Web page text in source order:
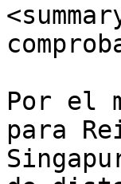
Por el
para